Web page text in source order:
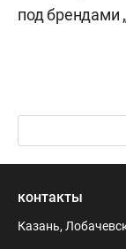
под брендами
контакты
Казань,